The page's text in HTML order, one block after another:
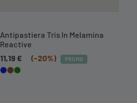
Antipastiera Tris In Melamina
Reactive
11,19 € (-20%) PROMO